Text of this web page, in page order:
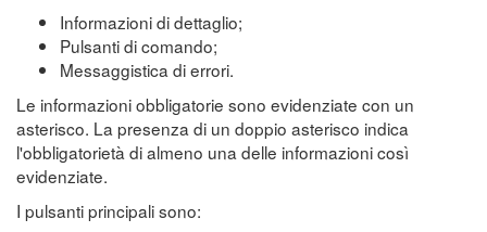
Informazioni di dettaglio;
Pulsanti di comando;
Messaggistica di errori.
Le informazioni obbligatorie sono evidenziate con un
asterisco. La presenza di un doppio asterisco indica
l'obbligatorietà di almeno una delle informazioni così
evidenziate.
I pulsanti principali sono: